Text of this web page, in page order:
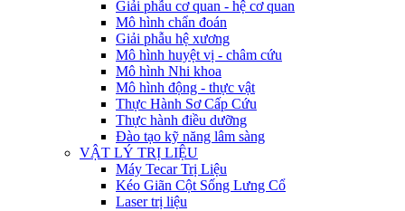
Giải phẫu cơ quan - hệ cơ quan
Mô hình chẩn đoán
Giải phẫu hệ xương
Mô hình huyệt vị - châm cứu
Mô hình Nhi khoa
Mô hình động - thực vật
Thực Hành Sơ Cấp Cứu
Thực hành điều dưỡng
Đào tạo kỹ năng lâm sàng
VẬT LÝ TRỊ LIỆU
Máy Tecar Trị Liệu
Kéo Giãn Cột Sống Lưng Cổ
Laser trị liệu